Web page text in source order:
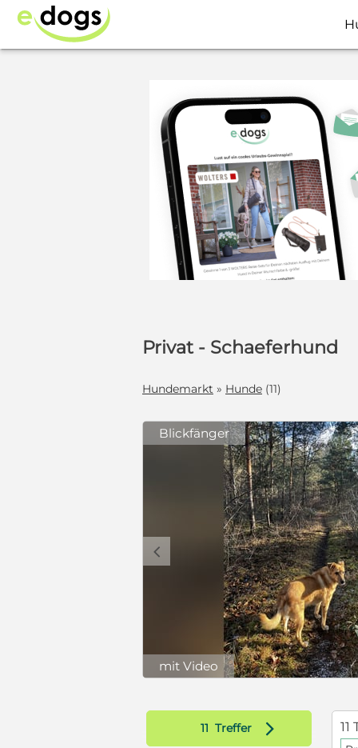
Privat - Schaeferhund
Hundemarkt » Hunde (11)
Blickfänger
c
mit Video
11 Treffer d 11